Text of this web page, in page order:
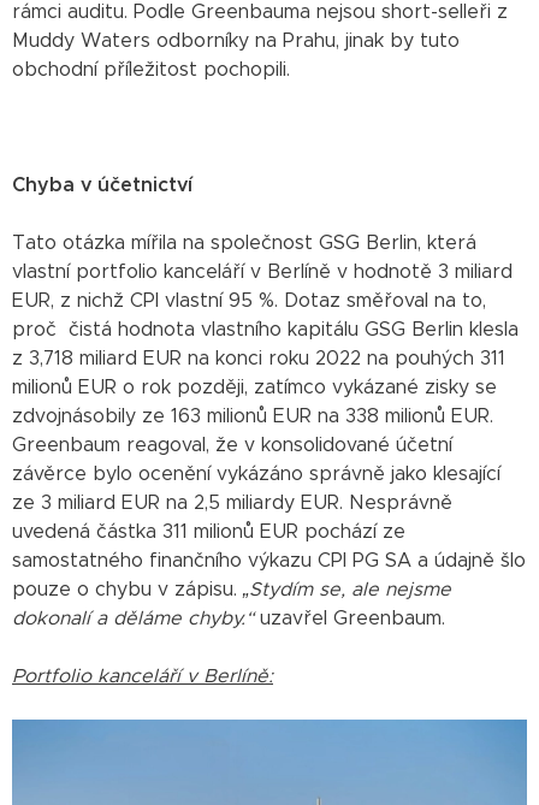
rámci auditu. Podle Greenbauma nejsou short-selleři z
Muddy Waters odborníky na Prahu, jinak by tuto
obchodní příležitost pochopili.
Chyba v účetnictví
Tato otázka mířila na společnost GSG Berlin, která
vlastní portfolio kanceláří v Berlíně v hodnotě 3 miliard
EUR, z nichž CPI vlastní 95 %. Dotaz směřoval na to,
proč čistá hodnota vlastního kapitálu GSG Berlin klesla
z 3,718 miliard EUR na konci roku 2022 na pouhých 311
milionů EUR o rok později, zatímco vykázané zisky se
zdvojnásobily ze 163 milionů EUR na 338 milionů EUR.
Greenbaum reagoval, že v konsolidované účetní
závěrce bylo ocenění vykázáno správně jako klesající
ze 3 miliard EUR na 2,5 miliardy EUR. Nesprávně
uvedená částka 311 milionů EUR pochází ze
samostatného finančního výkazu CPI PG SA a údajně šlo
pouze o chybu v zápisu. „Stydím se, ale nejsme
dokonalí a děláme chyby.“uzavřel Greenbaum.
Portfolio kanceláří v Berlíně: